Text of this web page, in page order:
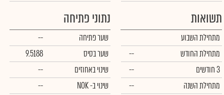
תשואות
מתחילת השבוע
מתחילת החודש
--
3 חודשים
--
מתחילת השנה
--
נתוני פתיחה
שער פתיחה
--
שער בסיס
9.5188
שינוי באחוזים
--
שינויב- NOK --